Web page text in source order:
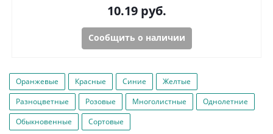
10.19руб.
Сообщить о наличии
Оранжевые Красные Синие
Желтые
Разноцветные
Розовые Многолистные
Однолетние
Обыкновенные
Сортовые